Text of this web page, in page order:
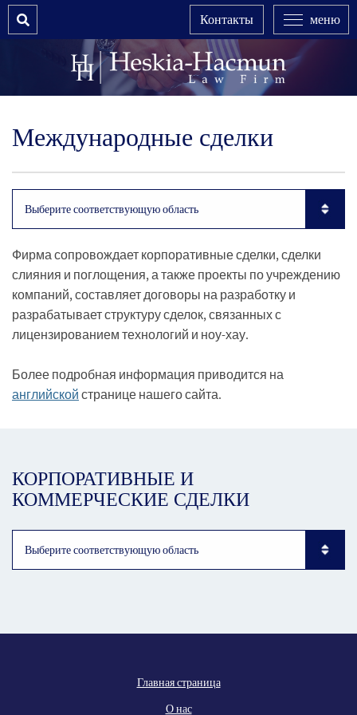
Search меню
Контакты
Международные сделки
Фирма сопровождает корпоративные сделки, сделки
слияния и поглощения, а также проекты по учреждению
компаний, составляет договоры на разработку и
разрабатывает структуру сделок, связанных с
лицензированием технологий и ноу-хау.
Более подробная информация приводится на
английской странице нашего сайта.
КОРПОРАТИВНЫЕ И
КОММЕРЧЕСКИЕ СДЕЛКИ
Главная страница
О нас